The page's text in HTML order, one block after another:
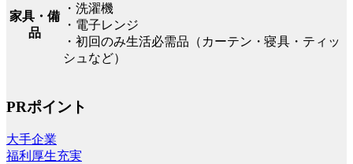
家具・備
品
・洗濯機
・電子レンジ
・初回のみ生活必需品（カーテン・寝具・ティッ
シュなど）
PRポイント
大手企業
福利厚生充実